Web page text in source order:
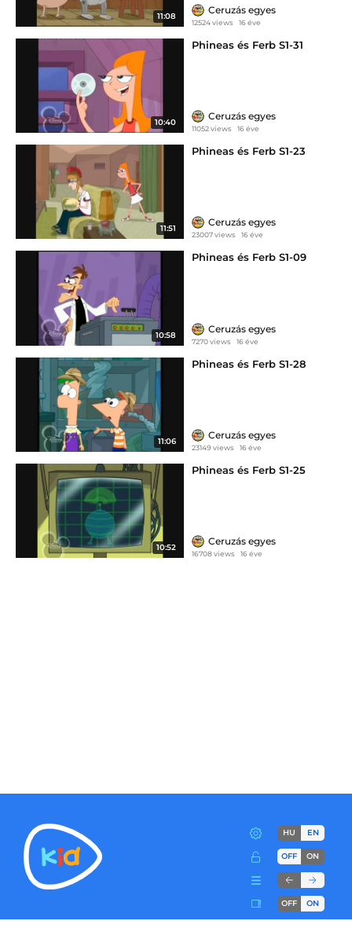
11:08
Ceruzás egyes
12524 views 16 éve
10:40
Phineas és Ferb S1-31
Ceruzás egyes
11052 views 16 éve
11:51
Phineas és Ferb S1-23
Ceruzás egyes
23007 views 16 éve
10:58
Phineas és Ferb S1-09
Ceruzás egyes
7270 views 16 éve
11:06
Phineas és Ferb S1-28
Ceruzás egyes
23149 views 16 éve
10:52
Phineas és Ferb S1-25
Ceruzás egyes
16708 views 16 éve
HU EN
OFF ON
OFF ON